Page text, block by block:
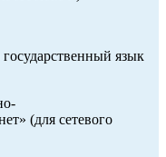
язык
(для сетевого